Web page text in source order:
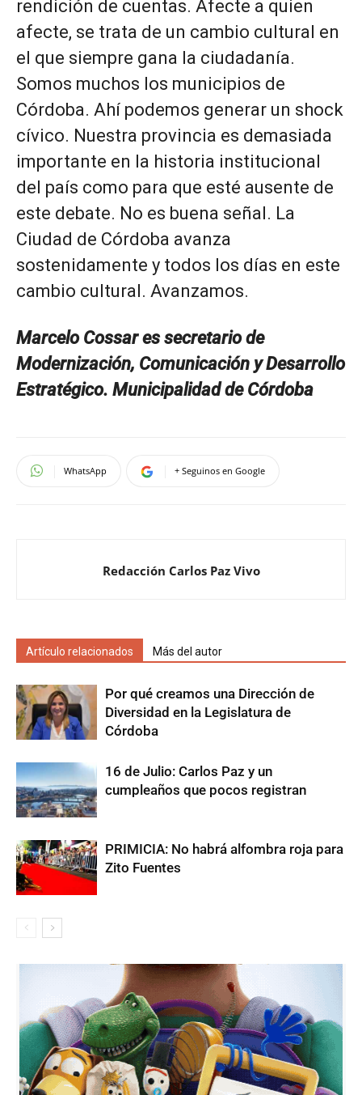
rendición de cuentas. Afecte a quien
afecte, se trata de un cambio cultural en
el que siempre gana la ciudadanía.
Somos muchos los municipios de
Córdoba. Ahí podemos generar un shock
cívico. Nuestra provincia es demasiada
importante en la historia institucional
del país como para que esté ausente de
este debate. No es buena señal. La
Ciudad de Córdoba avanza
sostenidamente y todos los días en este
cambio cultural. Avanzamos.
Marcelo Cossar essecretario de
Modernización, Comunicación y Desarrollo
Estratégico. Municipalidad de Córdoba
WhatsApp + Seguinos en Google
Redacción Carlos Paz Vivo
Artículo relacionados Más del autor
Por qué creamos una Dirección de
Diversidad en la Legislatura de
Córdoba
16 de Julio: Carlos Paz y un
cumpleaños que pocos registran
PRIMICIA: No habrá alfombra roja para
Zito Fuentes